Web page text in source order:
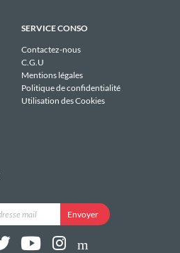
SERVICE CONSO
Contactez-nous
C.G.U
Mentions légales
Politique de confidentialité
Utilisation des Cookies